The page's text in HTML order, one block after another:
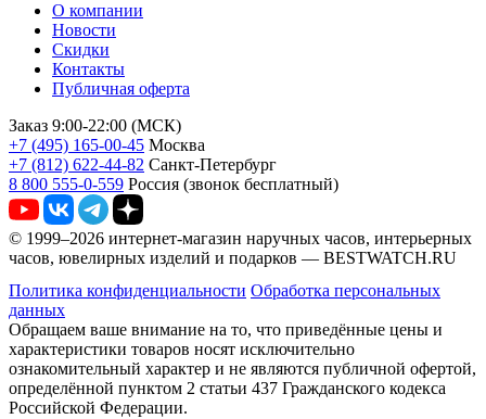
О компании
Новости
Скидки
Контакты
Публичная оферта
Заказ 9:00-22:00 (МСК)
+7 (495) 165-00-45 Москва
+7 (812) 622-44-82 Санкт-Петербург
8 800 555-0-559 Россия (звонок бесплатный)
© 1999–2026 интернет-магазин наручных часов, интерьерных
часов, ювелирных изделий и подарков — BESTWATCH.RU
Политика конфиденциальности Обработка персональных
данных
Обращаем ваше внимание на то, что приведённые цены и
характеристики товаров носят исключительно
ознакомительный характер и не являются публичной офертой,
определённой пунктом 2 статьи 437 Гражданского кодекса
Российской Федерации.